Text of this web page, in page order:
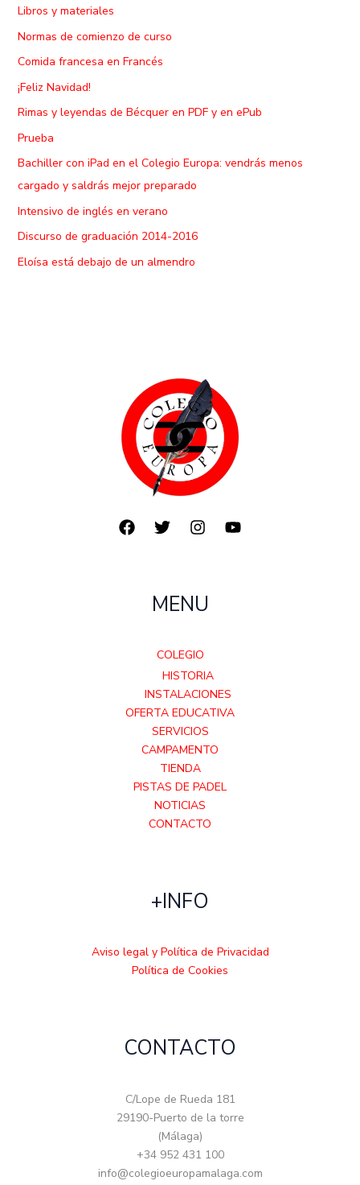
Libros y materiales
Normas de comienzo de curso
Comida francesa en Francés
¡Feliz Navidad!
Rimas y leyendas de Bécquer en PDF y en ePub
Prueba
Bachiller con iPad en el Colegio Europa: vendrás menos
cargado y saldrás mejor preparado
Intensivo de inglés en verano
Discurso de graduación 2014-2016
Eloísa está debajo de un almendro
MENU
COLEGIO
HISTORIA
INSTALACIONES
OFERTA EDUCATIVA
SERVICIOS
CAMPAMENTO
TIENDA
PISTAS DE PADEL
NOTICIAS
CONTACTO
+INFO
Aviso legal y Política de Privacidad
Política de Cookies
CONTACTO
C/Lope de Rueda 181
29190-Puerto de la torre
(Málaga)
+34 952 431 100
info@colegioeuropamalaga.com